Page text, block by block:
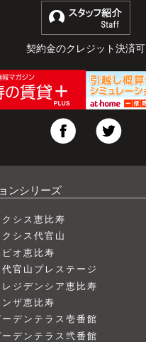
契約金のクレジット決済可
ンシリーズ
シス恵比寿
シス代官山
オ恵比寿
官山プレステージ
レジデンシア恵比寿
ザ恵比寿
デンテラス壱番館
デンテラス弐番館